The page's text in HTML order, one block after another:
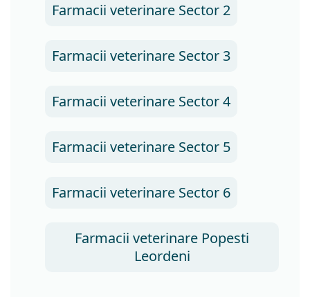
Farmacii veterinare Sector 2
Farmacii veterinare Sector 3
Farmacii veterinare Sector 4
Farmacii veterinare Sector 5
Farmacii veterinare Sector 6
Farmacii veterinare Popesti
Leordeni